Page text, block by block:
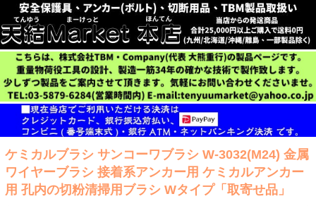
ケミカルブラシ サンコーワブラシ W-3032(M24) 金属
ワイヤーブラシ 接着系アンカー用 ケミカルアンカー
用 孔内の切粉清掃用ブラシ Wタイプ「取寄せ品」